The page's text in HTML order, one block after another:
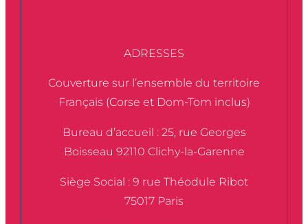
ADRESSES
Couverture sur l’ensemble du territoire
Français (Corse et Dom-Tom inclus)
Bureau d’accueil : 25, rue Georges
Boisseau 92110 Clichy-la-Garenne
Siège Social : 9 rue Théodule Ribot
75017 Paris